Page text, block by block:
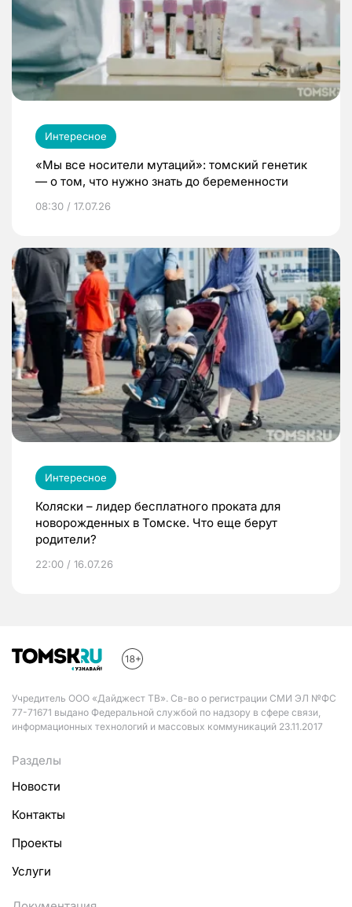
Интересное
«Мы все носители мутаций»: томский генетик
— о том, что нужно знать до беременности
08:30 / 17.07.26
Интересное
Коляски – лидер бесплатного проката для
новорожденных в Томске. Что еще берут
родители?
22:00 / 16.07.26
Учредитель ООО «Дайджест ТВ». Св-во о регистрации СМИ ЭЛ №ФС
77-71671 выдано Федеральной службой по надзору в сфере связи,
информационных технологий и массовых коммуникаций 23.11.2017
Разделы
Новости
Контакты
Проекты
Услуги